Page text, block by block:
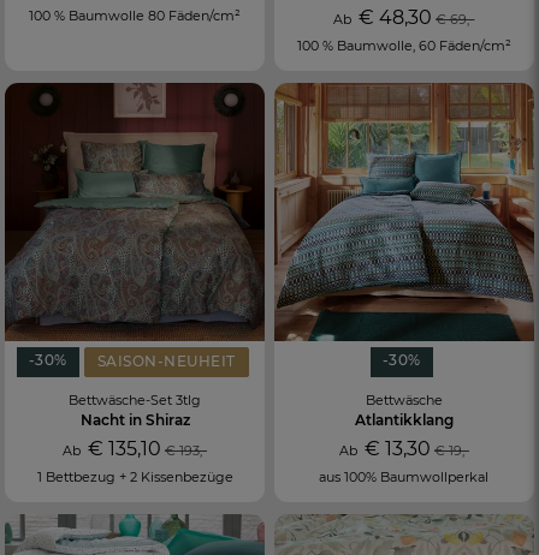
100 % Baumwolle 80 Fäden/cm²
Ab€ 48,30 € 69,-
100 % Baumwolle, 60 Fäden/cm²
-30% SAISON-NEUHEIT
Bettwäsche-Set 3tlg
Nacht in Shiraz
Ab€ 135,10 € 193,-
1 Bettbezug + 2 Kissenbezüge
-30%
Bettwäsche
Atlantikklang
Ab € 13,30 € 19,-
aus 100% Baumwollperkal